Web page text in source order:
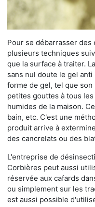
Pour se débarrasser
plusieurs techniques
que la surface à traiter.
sans nul doute le gel
forme de gel, tel que
petites gouttes à tous
humides de la maison.
bain, etc. C'est une
produit arrive à
des cancrelats ou des
L'entreprise de
Corbières peut aussi
réservée aux cafards
ou simplement sur les
est aussi possible